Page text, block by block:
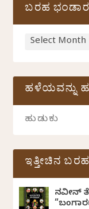
ಬರಹ ಭಂಡಾರ
ಹಳೆಯವನ್ನು
ಇತ್ತೀಚಿನ
ನವೀನ್‌